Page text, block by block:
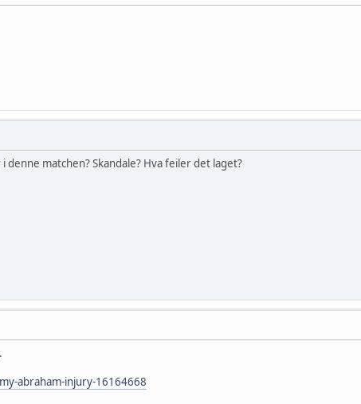
matchen? Skandale? Hva feiler det laget?
abraham-injury-16164668